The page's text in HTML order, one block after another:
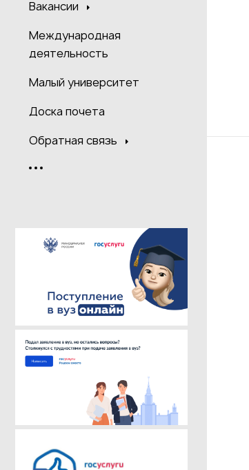
Вакансии
Международная
деятельность
Малый университет
Доска почета
Обратная связь